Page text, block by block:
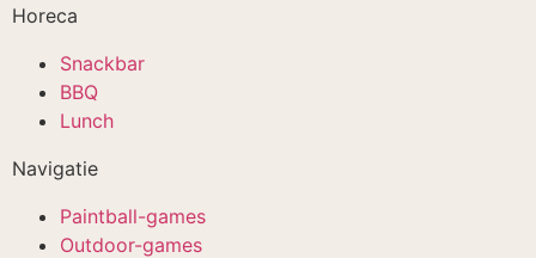
Horeca
Snackbar
BBQ
Lunch
Navigatie
Paintball-games
Outdoor-games